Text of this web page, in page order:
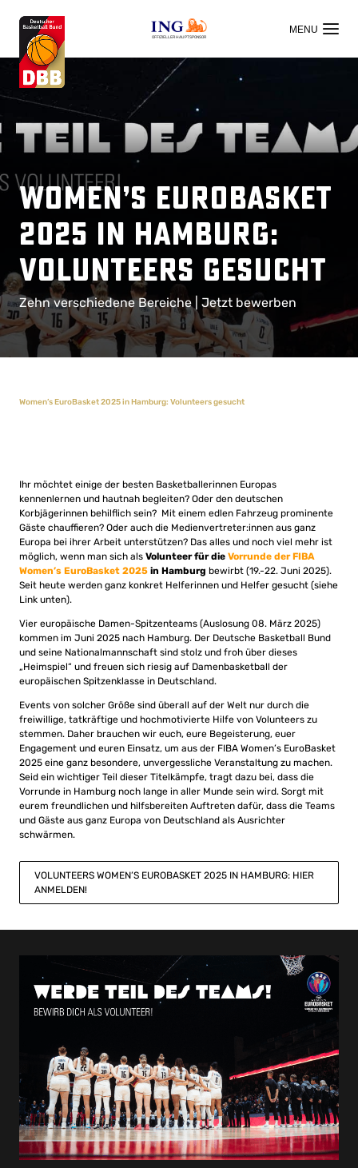
OFFIZIELLER HAUPTSPONSOR
Women’s EuroBasket
2025 in Hamburg:
Volunteers gesucht
Zehn verschiedene Bereiche | Jetzt bewerben
Women’s EuroBasket 2025 in Hamburg: Volunteers gesucht
Ihr möchtet einige der besten Basketballerinnen Europas
kennenlernen und hautnah begleiten? Oder den deutschen
Korbjägerinnen behilflich sein? Mit einem edlen Fahrzeug prominente
Gäste chauffieren? Oder auch die Medienvertreter:innen aus ganz
Europa bei ihrer Arbeit unterstützen? Das alles und noch viel mehr ist
möglich, wenn man sich als Volunteer für die Vorrunde der FIBA
Women’s EuroBasket 2025 in Hamburg bewirbt (19.-22. Juni 2025).
Seit heute werden ganz konkret Helferinnen und Helfer gesucht (siehe
Link unten).
Vier europäische Damen-Spitzenteams (Auslosung 08. März 2025)
kommen im Juni 2025 nach Hamburg. Der Deutsche Basketball Bund
und seine Nationalmannschaft sind stolz und froh über dieses
„Heimspiel“ und freuen sich riesig auf Damenbasketball der
europäischen Spitzenklasse in Deutschland.
Events von solcher Größe sind überall auf der Welt nur durch die
freiwillige, tatkräftige und hochmotivierte Hilfe von Volunteers zu
stemmen. Daher brauchen wir euch, eure Begeisterung, euer
Engagement und euren Einsatz, um aus der FIBA Women’s EuroBasket
2025 eine ganz besondere, unvergessliche Veranstaltung zu machen.
Seid ein wichtiger Teil dieser Titelkämpfe, tragt dazu bei, dass die
Vorrunde in Hamburg noch lange in aller Munde sein wird. Sorgt mit
eurem freundlichen und hilfsbereiten Auftreten dafür, dass die Teams
und Gäste aus ganz Europa von Deutschland als Ausrichter
schwärmen.
VOLUNTEERS WOMEN’S EUROBASKET 2025 IN HAMBURG: HIER
ANMELDEN!